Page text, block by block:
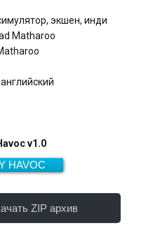
экшен, инди
Matharoo
v1.0
HAVOC
Мб
ZIP архив